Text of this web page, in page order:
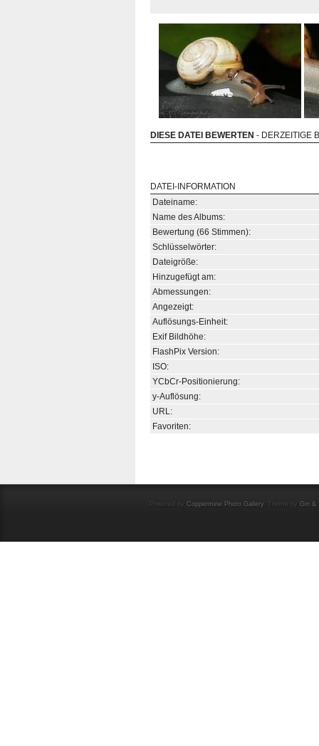
DIESE DATEI BEWERTEN - DERZEITIGE
DATEI-INFORMATION
Dateiname:
Name des Albums:
Bewertung (66 Stimmen):
Schlüsselwörter:
Dateigröße:
Hinzugefügt am:
Abmessungen:
Angezeigt:
Auflösungs-Einheit:
Exif Bildhöhe:
FlashPix Version:
ISO:
YCbCr-Positionierung:
y-Auflösung:
URL:
Favoriten:
Powered by Coppermine Photo Gallery. Theme by Gin &